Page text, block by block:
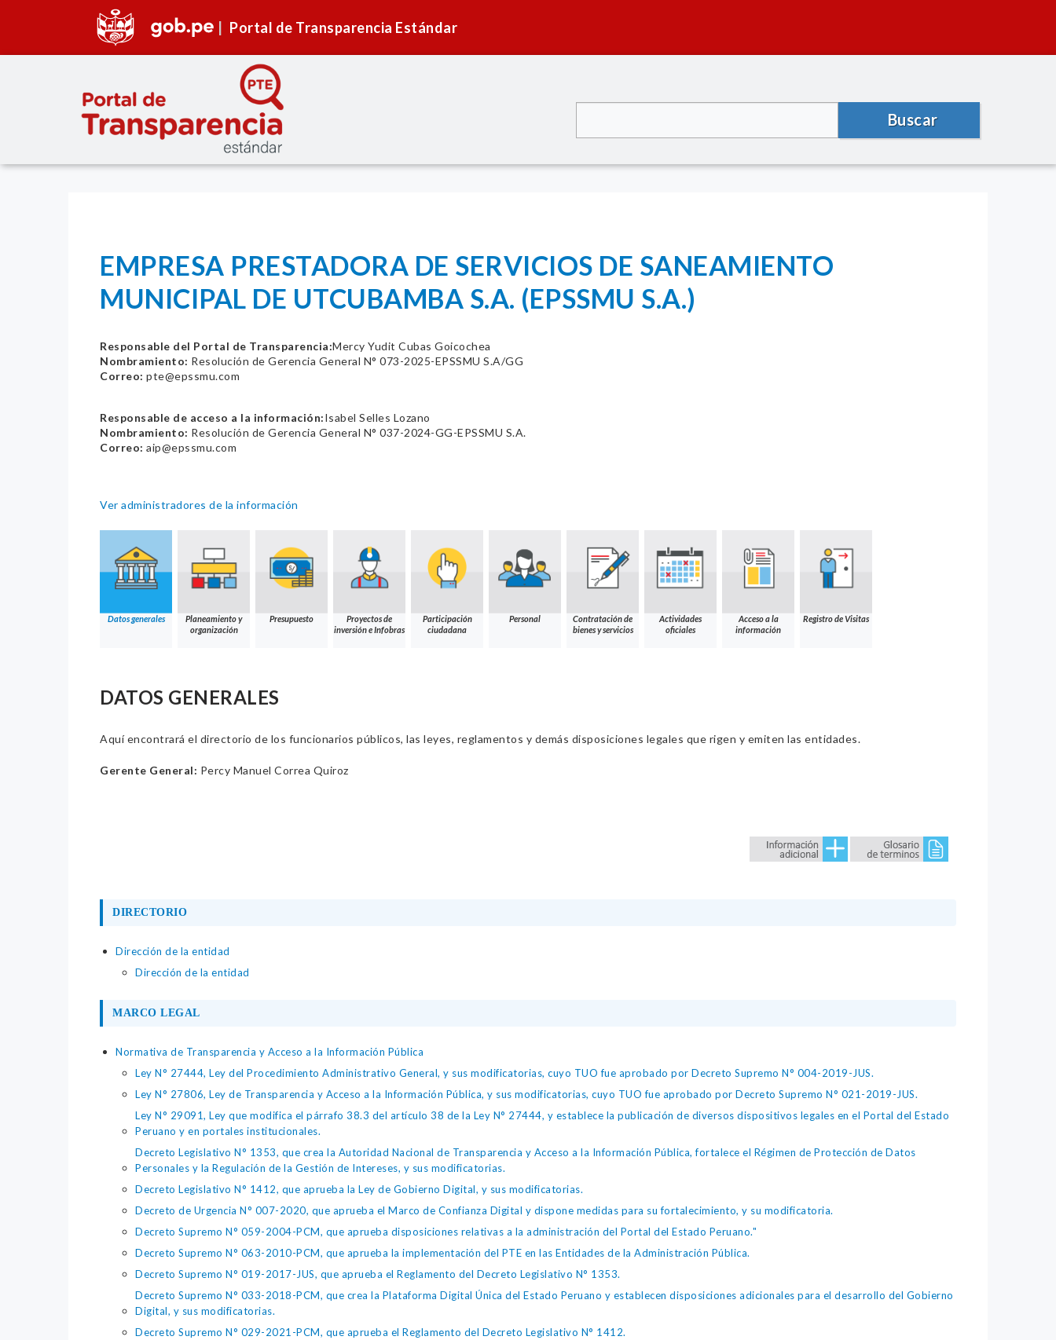
Portal de Transparencia Estándar
Buscar
EMPRESA PRESTADORA DE SERVICIOS DE SANEAMIENTO
MUNICIPAL DE UTCUBAMBA S.A. (EPSSMU S.A.)
Responsable del Portal de Transparencia:Mercy Yudit Cubas Goicochea
Nombramiento: Resolución de Gerencia General N° 073-2025-EPSSMU S.A/GG
Correo: pte@epssmu.com
Responsable de acceso a la información:Isabel Selles Lozano
Nombramiento: Resolución de Gerencia General N° 037-2024-GG-EPSSMU S.A.
Correo: aip@epssmu.com
Ver administradores de la información
Datos generales
Planeamiento y
organización
Presupuesto
Proyectos de
inversión e Infobras
Participación
ciudadana
Personal
Contratación de
bienes y servicios
Actividades
oficiales
Acceso a la
información
Registro de Visitas
DATOS GENERALES
Aquí encontrará el directorio de los funcionarios públicos, las leyes, reglamentos y demás disposiciones legales que rigen y emiten las entidades.
Gerente General: Percy Manuel Correa Quiroz
DIRECTORIO
Dirección de la entidad
Dirección de la entidad
MARCO LEGAL
Normativa de Transparencia y Acceso a la Información Pública
Ley N° 27444, Ley del Procedimiento Administrativo General, y sus modificatorias, cuyo TUO fue aprobado por Decreto Supremo N° 004-2019-JUS.
Ley N° 27806, Ley de Transparencia y Acceso a la Información Pública, y sus modificatorias, cuyo TUO fue aprobado por Decreto Supremo N° 021-2019-JUS.
Ley N° 29091, Ley que modifica el párrafo 38.3 del artículo 38 de la Ley N° 27444, y establece la publicación de diversos dispositivos legales en el Portal del Estado
Peruano y en portales institucionales.
Decreto Legislativo N° 1353, que crea la Autoridad Nacional de Transparencia y Acceso a la Información Pública, fortalece el Régimen de Protección de Datos
Personales y la Regulación de la Gestión de Intereses, y sus modificatorias.
Decreto Legislativo N° 1412, que aprueba la Ley de Gobierno Digital, y sus modificatorias.
Decreto de Urgencia N° 007-2020, que aprueba el Marco de Confianza Digital y dispone medidas para su fortalecimiento, y su modificatoria.
Decreto Supremo N° 059-2004-PCM, que aprueba disposiciones relativas a la administración del Portal del Estado Peruano."
Decreto Supremo N° 063-2010-PCM, que aprueba la implementación del PTE en las Entidades de la Administración Pública.
Decreto Supremo N° 019-2017-JUS, que aprueba el Reglamento del Decreto Legislativo N° 1353.
Decreto Supremo N° 033-2018-PCM, que crea la Plataforma Digital Única del Estado Peruano y establecen disposiciones adicionales para el desarrollo del Gobierno
Digital, y sus modificatorias.
Decreto Supremo N° 029-2021-PCM, que aprueba el Reglamento del Decreto Legislativo N° 1412.